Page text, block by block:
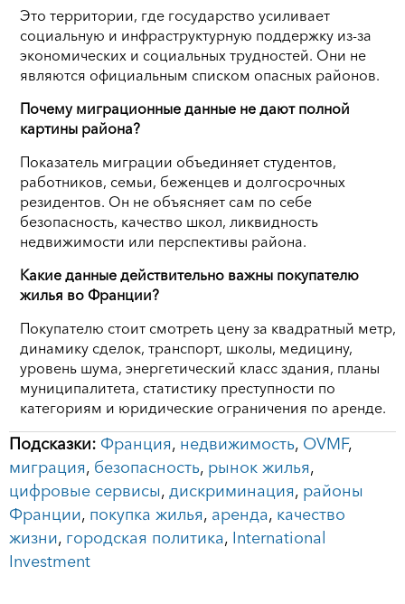
Это территории, где государство усиливает
социальную и инфраструктурную поддержку из-за
экономических и социальных трудностей. Они не
являются официальным списком опасных районов.
Почему миграционные данные не дают полной
картины района?
Показатель миграции объединяет студентов,
работников, семьи, беженцев и долгосрочных
резидентов. Он не объясняет сам по себе
безопасность, качество школ, ликвидность
недвижимости или перспективы района.
Какие данные действительно важны покупателю
жилья во Франции?
Покупателю стоит смотреть цену за квадратный метр,
динамику сделок, транспорт, школы, медицину,
уровень шума, энергетический класс здания, планы
муниципалитета, статистику преступности по
категориям и юридические ограничения по аренде.
Подсказки: Франция, недвижимость, OVMF,
миграция, безопасность, рынок жилья,
цифровые сервисы, дискриминация, районы
Франции, покупка жилья, аренда, качество
жизни, городская политика, International
Investment